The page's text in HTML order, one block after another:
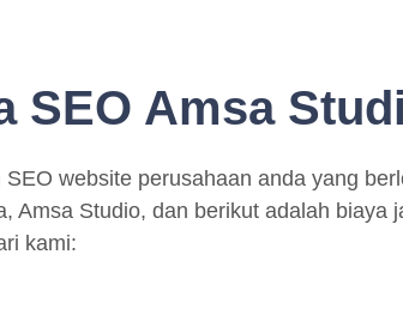
SEO Amsa
website perusahaan anda yang
Studio, dan berikut adalah biaya
kami: